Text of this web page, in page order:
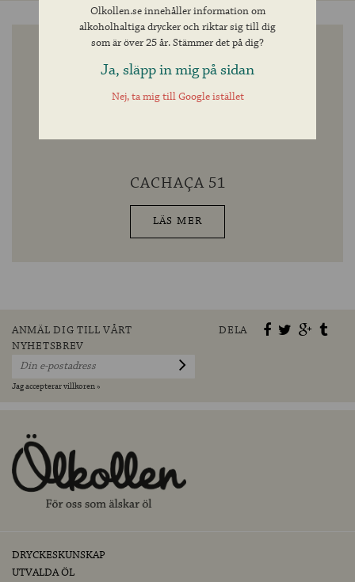
CACHAÇA 51
LÄS MER
ANMÄL DIG TILL VÅRT
NYHETSBREV
Jag accepterar villkoren »
DELA
DRYCKESKUNSKAP
UTVALDA ÖL
Olkollen.se innehåller information om
alkoholhaltiga drycker och riktar sig till dig
som är över 25 år. Stämmer det på dig?
Ja, släpp in mig på sidan
Nej, ta mig till Google istället